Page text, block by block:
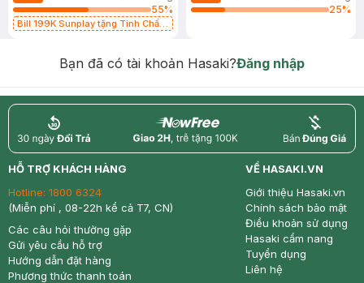
55%
Bill 199K Sunplay tặng Tinh Chất
25%
Bạn đã có tài khoản Hasaki?Đăng nhập
return nowfree price
HỖ TRỢ KHÁCH HÀNG
Hotline: 1800 6324
(Miễn phí , 08-22h kể cả T7, CN)
Các câu hỏi thường gặp
Gửi yêu cầu hỗ trợ
Hướng dẫn đặt hàng
Phương thức thanh toán
VỀ HASAKI.VN
Giới thiệu Hasaki.vn
Chính sách bảo mật
Điều khoản sử dụng
Hasaki cẩm nang
Tuyển dụng
Liên hệ